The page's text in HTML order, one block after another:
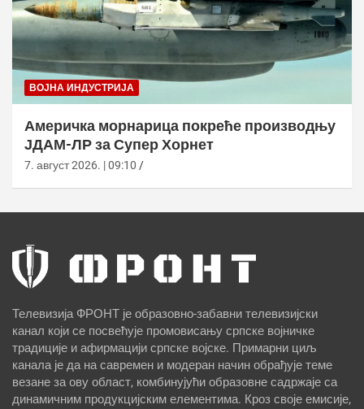
ВОЈНА ИНДУСТРИЈА
Америчка морнарица покреће производњу
ЈДАМ-ЛР за Супер Хорнет
7. август 2026. | 09:10
Телевизија ФРОНТ је образовно-забавни телевизијски
канал који се посвећује промовисању српске војничке
традиције и афирмацији српске војске. Примарни циљ
канала је да на савремен и модеран начин обрађује теме
везане за ову област, комбинујући образовне садржаје са
динамичним продукцијским елементима. Кроз своје емисије,